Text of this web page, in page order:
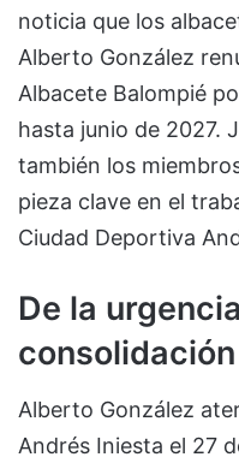
noticia que los
Alberto González
Albacete Balompié
hasta junio de 2027.
también los
pieza clave en el
Ciudad Deportiva
De la
Alberto González
Andrés Iniesta el 27